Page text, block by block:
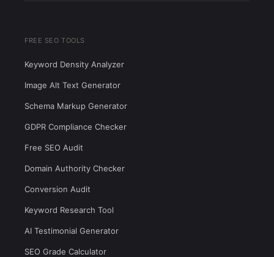
FREE SEO TOOLS
Keyword Density Analyzer
Image Alt Text Generator
Schema Markup Generator
GDPR Compliance Checker
Free SEO Audit
Domain Authority Checker
Conversion Audit
Keyword Research Tool
AI Testimonial Generator
SEO Grade Calculator